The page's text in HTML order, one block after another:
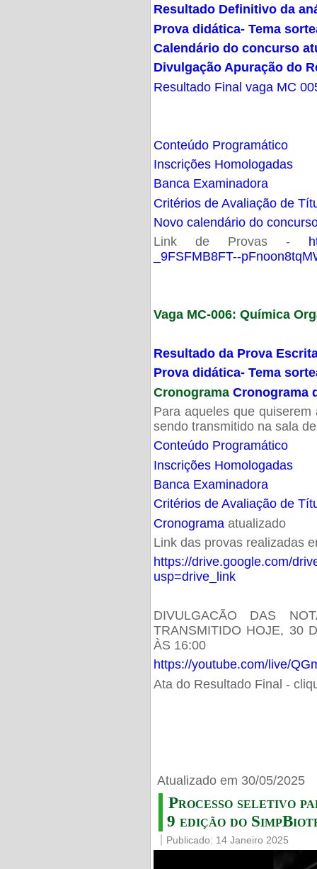
Resultado Definitivo da
Prova didática- Tema
Calendário do concurso
Divulgação Apuração do
Resultado Final vaga MC
Conteúdo Programático
Inscrições Homologadas
Banca Examinadora
Critérios de Avaliação de
Novo calendário do
Link de Provas -
_9FSFMB8FT--
Vaga MC-006: Química
Resultado da Prova
Prova didática- Tema
Cronograma Cronograma
Para aqueles que
sendo transmitido na sala
Conteúdo Programático
Inscrições Homologadas
Banca Examinadora
Critérios de Avaliação de
Cronogramaatualizado
Link das provas realizadas
https://drive.google.com/
usp=drive_link
DIVULGACÃO DAS
TRANSMITIDO HOJE, 30
ÀS 16:00
https://youtube.com/live/
Ata do Resultado Final -
Atualizado em 30/05/2025
Processo seletivo
9 edição do
Publicado: 14 Janeiro 2025